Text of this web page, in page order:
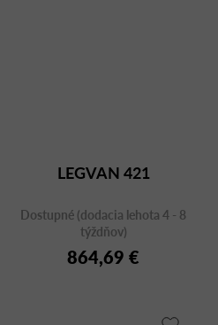
LEGVAN 421
Dostupné (dodacia lehota 4 - 8
týždňov)
864,69 €